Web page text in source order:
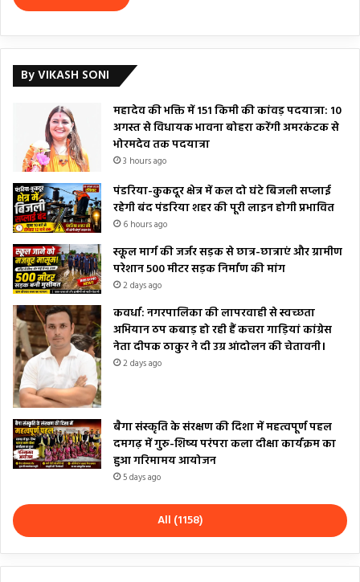
By VIKASH SONI
महादेव की भक्ति में 151 किमी की कांवड़ पदयात्रा: 10
अगस्त से विधायक भावना बोहरा करेंगी अमरकंटक से
भोरमदेव तक पदयात्रा
3 hours ago
पंडरिया-कुकदूर क्षेत्र में कल दो घंटे बिजली सप्लाई
रहेगी बंद पंडरिया शहर की पूरी लाइन होगी प्रभावित
6 hours ago
स्कूल मार्ग की जर्जर सड़क से छात्र-छात्राएं और ग्रामीण
परेशान 500 मीटर सड़क निर्माण की मांग
2 days ago
कवर्धा: नगरपालिका की लापरवाही से स्वच्छता
अभियान ठप कबाड़ हो रही हैं कचरा गाड़ियां कांग्रेस
नेता दीपक ठाकुर ने दी उग्र आंदोलन की चेतावनी।
2 days ago
बैगा संस्कृति के संरक्षण की दिशा में महत्वपूर्ण पहल
दमगढ़ में गुरु-शिष्य परंपरा कला दीक्षा कार्यक्रम का
हुआ गरिमामय आयोजन
5 days ago
All (1158)